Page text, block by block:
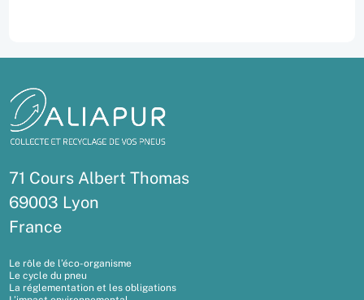
71 Cours Albert Thomas
69003 Lyon
France
Le rôle de l’éco-organisme
Le cycle du pneu
La réglementation et les obligations